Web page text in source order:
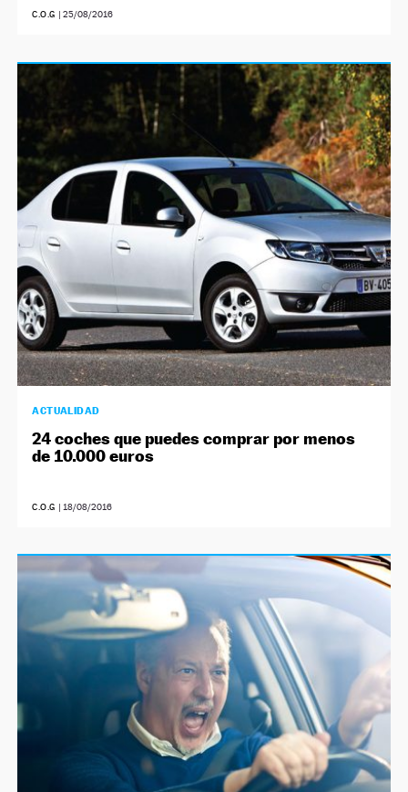
C.O.G | 25/08/2016
ACTUALIDAD
24 coches que puedes comprar por menos
de 10.000 euros
C.O.G | 18/08/2016